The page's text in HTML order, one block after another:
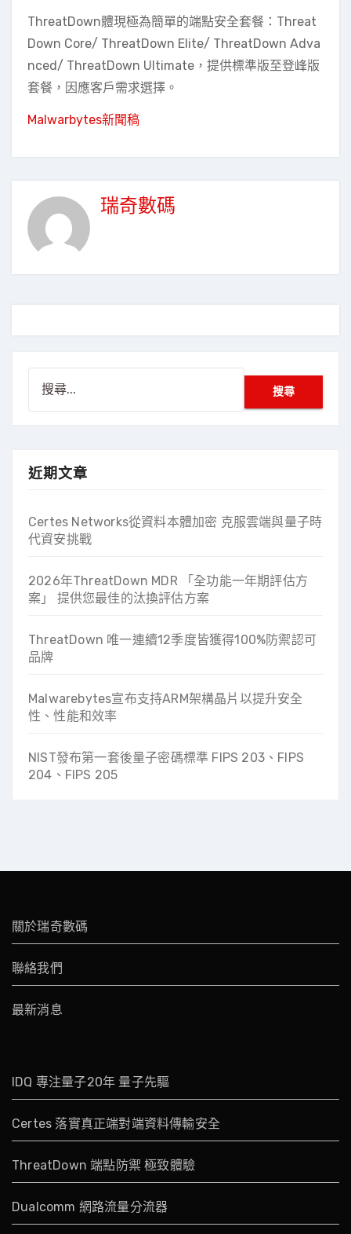
ThreatDown體現極為簡單的端點安全套餐：Threat
Down Core/ ThreatDown Elite/ ThreatDown Adva
nced/ ThreatDown Ultimate，提供標準版至登峰版
套餐，因應客戶需求選擇。
Malwarbytes新聞稿
瑞奇數碼
近期文章
Certes Networks從資料本體加密 克服雲端與量子時
代資安挑戰
2026年ThreatDown MDR 「全功能一年期評估方
案」 提供您最佳的汰換評估方案
ThreatDown 唯一連續12季度皆獲得100%防禦認可
品牌
Malwarebytes宣布支持ARM架構晶片以提升安全
性、性能和效率
NIST發布第一套後量子密碼標準 FIPS 203、FIPS
204、FIPS 205
關於瑞奇數碼
聯絡我們
最新消息
IDQ 專注量子20年 量子先驅
Certes 落實真正端對端資料傳輸安全
ThreatDown 端點防禦 極致體驗
Dualcomm 網路流量分流器